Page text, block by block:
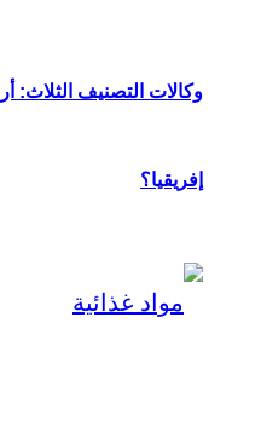
وكالات التصنيف الثلاث:
إفريقيا؟